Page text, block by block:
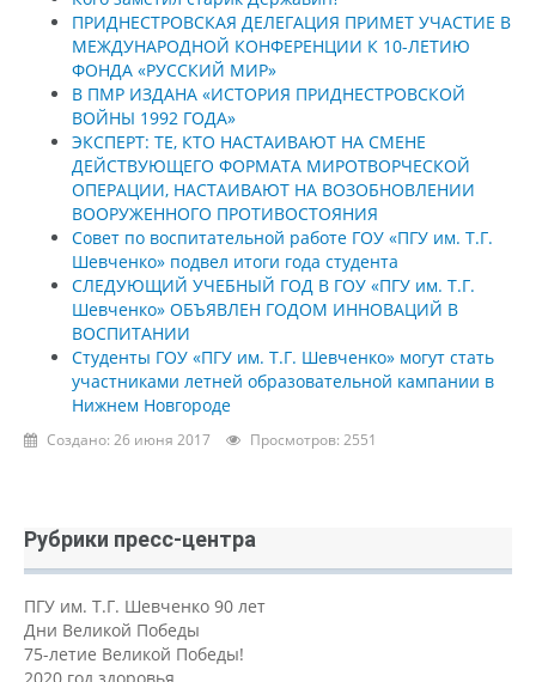
ПРИДНЕСТРОВСКАЯ ДЕЛЕГАЦИЯ ПРИМЕТ УЧАСТИЕ В
МЕЖДУНАРОДНОЙ КОНФЕРЕНЦИИ К 10-ЛЕТИЮ
ФОНДА «РУССКИЙ МИР»
В ПМР ИЗДАНА «ИСТОРИЯ ПРИДНЕСТРОВСКОЙ
ВОЙНЫ 1992 ГОДА»
ЭКСПЕРТ: ТЕ, КТО НАСТАИВАЮТ НА СМЕНЕ
ДЕЙСТВУЮЩЕГО ФОРМАТА МИРОТВОРЧЕСКОЙ
ОПЕРАЦИИ, НАСТАИВАЮТ НА ВОЗОБНОВЛЕНИИ
ВООРУЖЕННОГО ПРОТИВОСТОЯНИЯ
Совет по воспитательной работе ГОУ «ПГУ им. Т.Г.
Шевченко» подвел итоги года студента
СЛЕДУЮЩИЙ УЧЕБНЫЙ ГОД В ГОУ «ПГУ им. Т.Г.
Шевченко» ОБЪЯВЛЕН ГОДОМ ИННОВАЦИЙ В
ВОСПИТАНИИ
Студенты ГОУ «ПГУ им. Т.Г. Шевченко» могут стать
участниками летней образовательной кампании в
Нижнем Новгороде
Создано: 26 июня 2017 Просмотров: 2551
Рубрики пресс-центра
ПГУ им. Т.Г. Шевченко 90 лет
Дни Великой Победы
75-летие Великой Победы!
2020 год здоровья